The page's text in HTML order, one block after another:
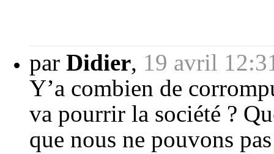
par Didier, 19 avril
Y’a combien de
va pourrir la société ?
que nous ne pouvons